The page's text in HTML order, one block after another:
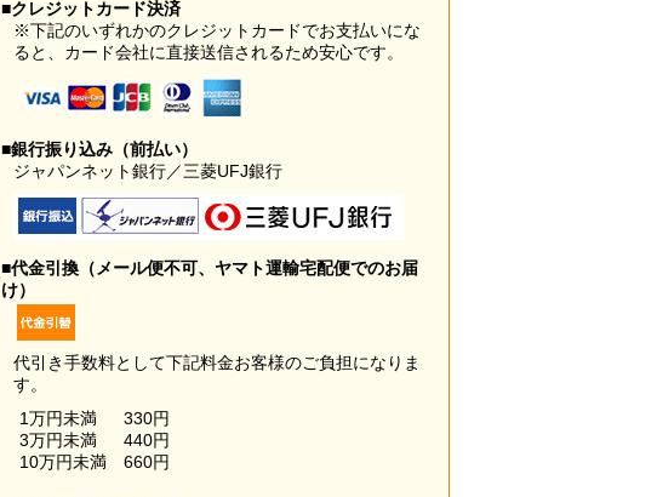
■クレジットカード決済
※下記のいずれかのクレジットカードでお支払いにな
ると、カード会社に直接送信されるため安心です。
■銀行振り込み（前払い）
ジャパンネット銀行／三菱UFJ銀行
■代金引換（メール便不可、ヤマト運輸宅配便でのお届
け）
代引き手数料として下記料金お客様のご負担になりま
す。
1万円未満
330円
3万円未満
440円
10万円未満
660円